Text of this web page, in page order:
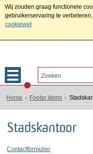
Wij zouden graag functionele
gebruikerservaring te
cookiewet
Home Footer items
Stadskantoor
Contactformulier